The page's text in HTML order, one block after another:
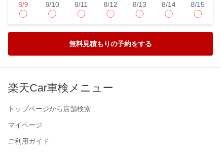
8/9
8/10
8/11
8/12
8/13
8/14
8/15
無料見積もりの予約をする
楽天Car車検メニュー
トップページから店舗検索
マイページ
ご利用ガイド